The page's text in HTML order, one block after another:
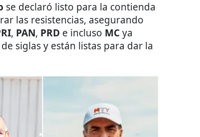
se declaró listo para la contienda
las resistencias, asegurando
, PAN, PRD e incluso MCya
siglas y están listas para dar la